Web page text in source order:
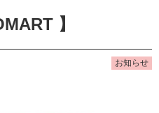
】
お知らせ